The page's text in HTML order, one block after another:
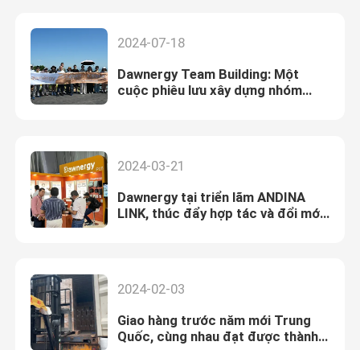
2024-07-18
Dawnergy Team Building: Một
cuộc phiêu lưu xây dựng nhóm
2024-03-21
Dawnergy tại triển lãm ANDINA
LINK, thúc đẩy hợp tác và đổi mới
2024-02-03
Giao hàng trước năm mới Trung
Quốc, cùng nhau đạt được thành